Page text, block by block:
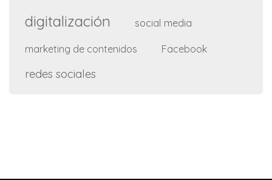
digitalización social media
marketing de contenidos Facebook
redes sociales